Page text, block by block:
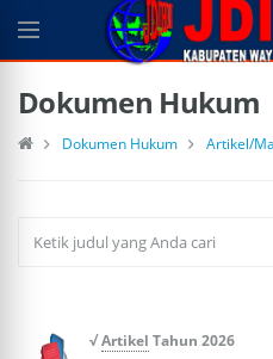
Dokumen Hukum
Dokumen Hukum Artikel/
√Artikel Tahun 2026